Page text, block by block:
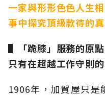
一家與形形色色人生
事中探究頂級款待的真
▌「跪膝」服務的原
只有在超越工作守則
1906年，加賀屋只是